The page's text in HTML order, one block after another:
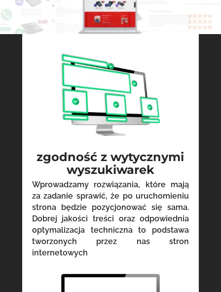
zgodność z wytycznymi
wyszukiwarek
Wprowadzamy rozwiązania, które mają
za zadanie sprawić, że po uruchomieniu
strona będzie pozycjonować się sama.
Dobrej jakości treści oraz odpowiednia
optymalizacja techniczna to podstawa
tworzonych przez nas stron
internetowych